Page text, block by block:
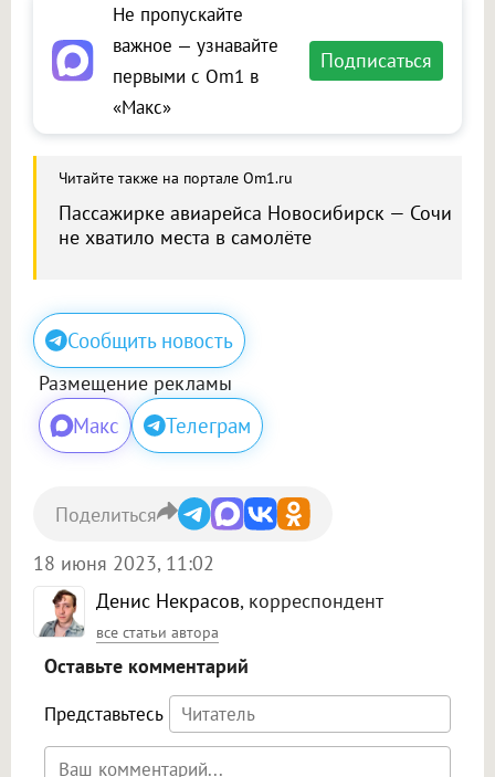
Не пропускайте
важное — узнавайте
первыми с Om1 в
«Макс»
Подписаться
Читайте также на портале Om1.ru
Пассажирке авиарейса Новосибирск — Сочи
не хватило места в самолёте
Сообщить новость
Размещение рекламы
Макс Телеграм
Денис Некрасов, корреспондент
все статьи автора
18 июня 2023, 11:02
Поделиться
Оставьте комментарий
Представьтесь